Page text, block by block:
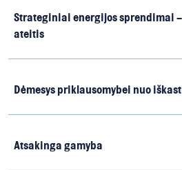
Strateginiai energijos sprendimai
ateitis
Dėmesys priklausomybei nuo
Atsakinga gamyba